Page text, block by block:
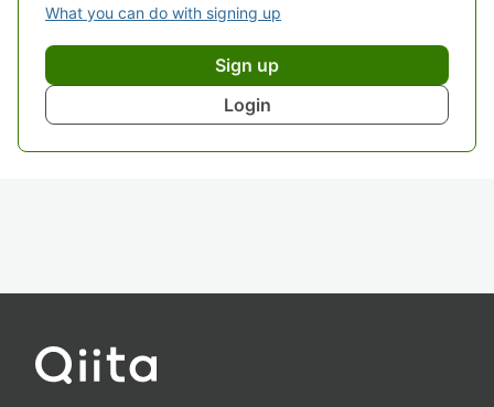
What you can do with signing up
Sign up
Login